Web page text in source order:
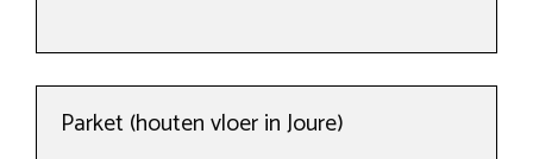
Parket (houten vloer in Joure)